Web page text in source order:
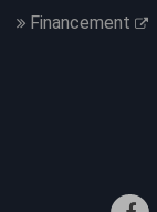
Financement